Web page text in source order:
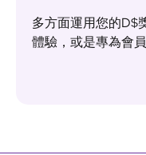
多方面運用您的D$
體驗，或是專為會